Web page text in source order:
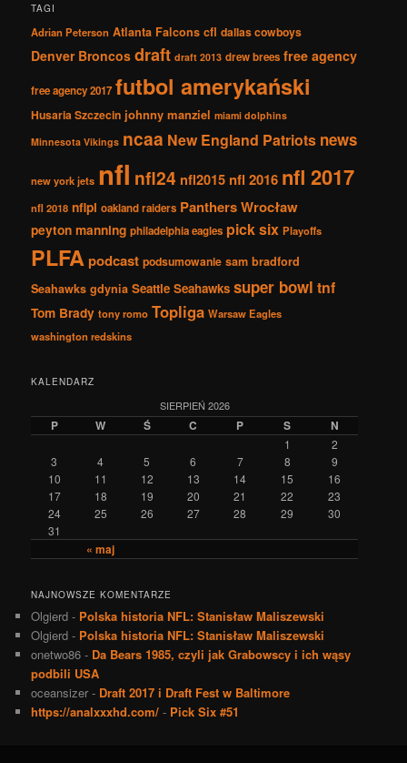
TAGI
Adrian Peterson Atlanta Falcons cfl dallas cowboys
Denver Broncos draft draft 2013 drew brees free agency
free agency 2017 futbol amerykański
Husaria Szczecin johnny manziel miami dolphins
Minnesota Vikings ncaa New England Patriots news
new york jets nfl nfl24 nfl2015 nfl 2016 nfl 2017
nfl 2018 nflpl oakland raiders Panthers Wrocław
peyton manning philadelphia eagles pick six Playoffs
PLFApodcast podsumowanie sam bradford
Seahawks gdynia Seattle Seahawks super bowl tnf
Tom Brady tony romo Topliga Warsaw Eagles
washington redskins
KALENDARZ
SIERPIEŃ 2026
P W Ś C P S N
« maj
1
2
3
4 5 6 7 8
9
10
11 12 13 14 15
16
17
18 19 20 21 22
23
24
25 26 27 28 29
30
31
NAJNOWSZE KOMENTARZE
Olgierd - Polska historia NFL: Stanisław Maliszewski
Olgierd - Polska historia NFL: Stanisław Maliszewski
onetwo86 - Da Bears 1985, czyli jak Grabowscy i ich wąsy
podbili USA
oceansizer - Draft 2017 i Draft Fest w Baltimore
https://analxxxhd.com/ - Pick Six #51